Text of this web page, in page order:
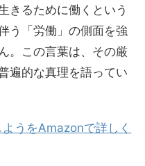
きるために働くという
う「労働」の側面を強
。この言葉は、その厳
遍的な真理を語ってい
うをAmazonで詳しく